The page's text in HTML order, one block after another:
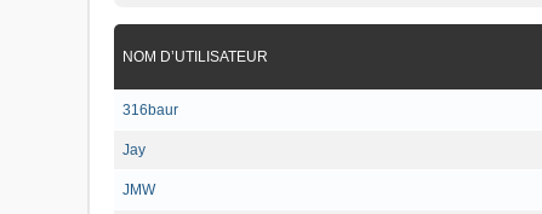
NOM D’UTILISATEUR
316baur
Jay
JMW